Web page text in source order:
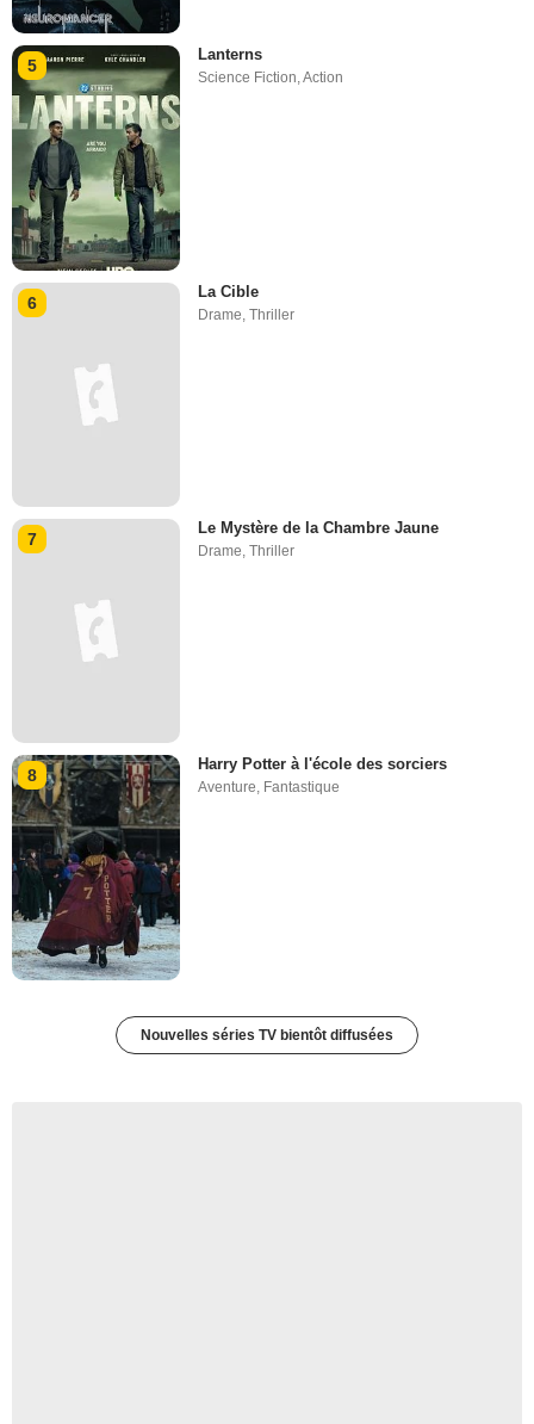
5
Lanterns
Science Fiction,Action
6
La Cible
Drame ,Thriller
7
Le Mystère de la Chambre Jaune
Drame,Thriller
8
Harry Potter à l'école des sorciers
Aventure, Fantastique
Nouvelles séries TV bientôt diffusées